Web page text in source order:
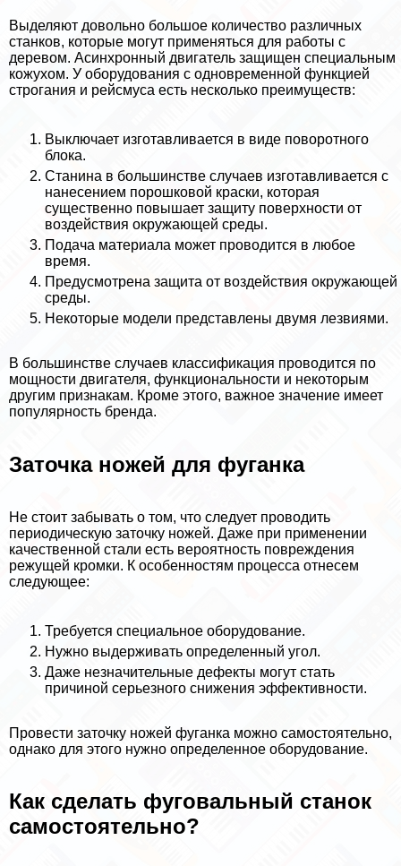
Выделяют довольно большое количество различных
станков, которые могут применяться для работы с
деревом. Асинхронный двигатель защищен специальным
кожухом. У оборудования с одновременной функцией
строгания и рейсмуса есть несколько преимуществ:
Выключает изготавливается в виде поворотного
блока.
Станина в большинстве случаев изготавливается с
нанесением порошковой краски, которая
существенно повышает защиту поверхности от
воздействия окружающей среды.
Подача материала может проводится в любое
время.
Предусмотрена защита от воздействия окружающей
среды.
Некоторые модели представлены двумя лезвиями.
В большинстве случаев классификация проводится по
мощности двигателя, функциональности и некоторым
другим признакам. Кроме этого, важное значение имеет
популярность бренда.
Заточка ножей для фуганка
Не стоит забывать о том, что следует проводить
периодическую заточку ножей. Даже при применении
качественной стали есть вероятность повреждения
режущей кромки. К особенностям процесса отнесем
следующее:
Требуется специальное оборудование.
Нужно выдерживать определенный угол.
Даже незначительные дефекты могут стать
причиной серьезного снижения эффективности.
Провести заточку ножей фуганка можно самостоятельно,
однако для этого нужно определенное оборудование.
Как сделать фуговальный станок
самостоятельно?